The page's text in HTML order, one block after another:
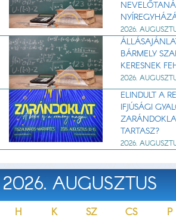
2026.
BÁRMELY
KERESNEK
2026.
ELINDULT A
IFJÚSÁGI
TARTASZ?
2026.
2026. AUGUSZTUS
H K SZ CS P